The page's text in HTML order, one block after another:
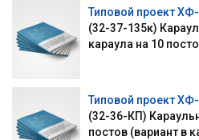
Типовой проект
(32-37-135к)
караула на 10
Типовой проект
(32-36-КП)
постов (вариант в